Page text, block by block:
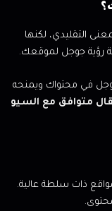
التقليدي، لكنها
رؤية جوجل لموقعك.
في محتواك ويمنحه
متوافق مع السيو
ذات سلطة عالية.